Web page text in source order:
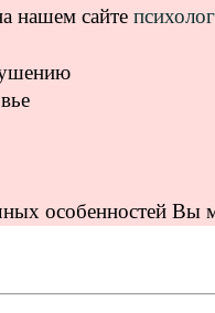
нашем сайте
особенностей Вы